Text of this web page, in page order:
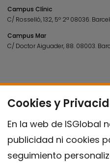
Cookies y
En la web de ISGlobal
publicidad ni cookies
seguimiento
Campus Clínic
C/ Rosselló, 132, 5º 2ª 08036.
Campus Mar
C/ Doctor Aiguader, 88. 08003.